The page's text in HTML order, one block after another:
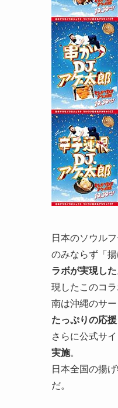
日本のソウル
のみならず「
ラボが実現した
現したこのコ
南は沖縄のサ
たっぷりの応
さらに公式サ
実施。
日本全国の揚
だ。